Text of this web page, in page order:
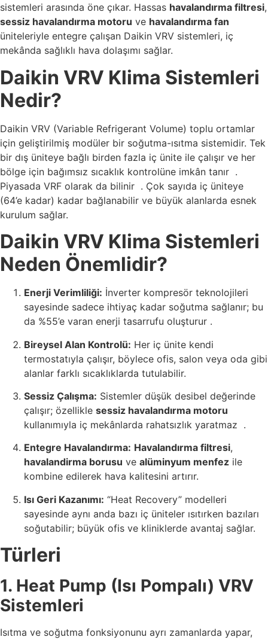
sistemleri arasında öne çıkar. Hassas havalandırma filtresi,
sessiz havalandırma motoru ve havalandırma fan
üniteleriyle entegre çalışan Daikin VRV sistemleri, iç
mekânda sağlıklı hava dolaşımı sağlar.
Daikin VRV Klima Sistemleri
Nedir?
Daikin VRV (Variable Refrigerant Volume) toplu ortamlar
için geliştirilmiş modüler bir soğutma-ısıtma sistemidir. Tek
bir dış üniteye bağlı birden fazla iç ünite ile çalışır ve her
bölge için bağımsız sıcaklık kontrolüne imkân tanır .
Piyasada VRF olarak da bilinir . Çok sayıda iç üniteye
(64’e kadar) kadar bağlanabilir ve büyük alanlarda esnek
kurulum sağlar.
Daikin VRV Klima Sistemleri
Neden Önemlidir?
Enerji Verimliliği: İnverter kompresör teknolojileri
sayesinde sadece ihtiyaç kadar soğutma sağlanır; bu
da %55’e varan enerji tasarrufu oluşturur .
Bireysel Alan Kontrolü: Her iç ünite kendi
termostatıyla çalışır, böylece ofis, salon veya oda gibi
alanlar farklı sıcaklıklarda tutulabilir.
Sessiz Çalışma: Sistemler düşük desibel değerinde
çalışır; özellikle sessiz havalandırma motoru
kullanımıyla iç mekânlarda rahatsızlık yaratmaz .
Entegre Havalandırma: Havalandırma filtresi,
havalandirma borusu ve alüminyum menfez ile
kombine edilerek hava kalitesini artırır.
Isı Geri Kazanımı: “Heat Recovery” modelleri
sayesinde aynı anda bazı iç üniteler ısıtırken bazıları
soğutabilir; büyük ofis ve kliniklerde avantaj sağlar.
Türleri
1. Heat Pump (Isı Pompalı) VRV
Sistemleri
Isıtma ve soğutma fonksiyonunu ayrı zamanlarda yapar,